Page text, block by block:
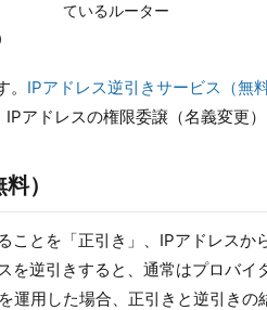
ているルーター
IPアドレス逆引きサービス（無料
アドレスの権限委譲（名義変更）
）
ことを「正引き」、IPアドレスか
逆引きすると、通常はプロバイ
運用した場合、正引きと逆引きの